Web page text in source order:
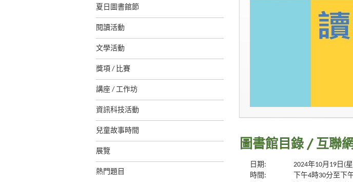
夏日圖書館節
閱讀活動
文學活動
獎項 / 比賽
講座 / 工作坊
資訊科技活動
兒童故事時間
展覽
熱門題目
圖書館目錄 / 互聯
日期:
2024年10月19日(
時間:
下午4時30分至下